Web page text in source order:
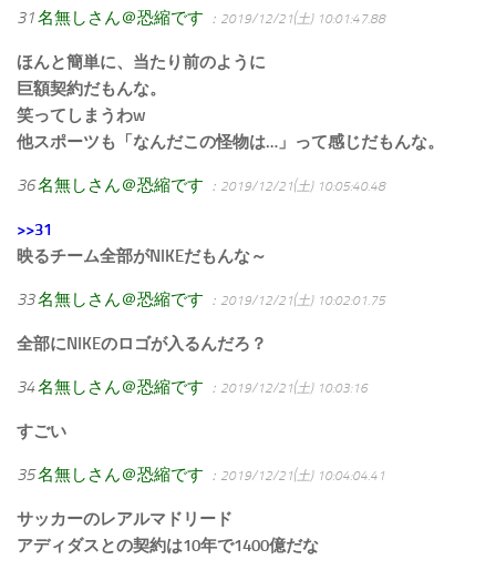
31名無しさん＠恐縮です ：2019/12/21(土) 10:01:47.88
ほんと簡単に、当たり前のように
巨額契約だもんな。
笑ってしまうわw
他スポーツも「なんだこの怪物は…」って感じだもんな。
36名無しさん＠恐縮です ：2019/12/21(土) 10:05:40.48
>>31
映るチーム全部がNIKEだもんな～
33名無しさん＠恐縮です ：2019/12/21(土) 10:02:01.75
全部にNIKEのロゴが入るんだろ？
34名無しさん＠恐縮です ：2019/12/21(土) 10:03:16
すごい
35名無しさん＠恐縮です ：2019/12/21(土) 10:04:04.41
サッカーのレアルマドリード
アディダスとの契約は10年で1400億だな